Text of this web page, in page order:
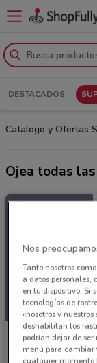
DESTACADOS
Catalogo y Ofertas
Ojea todas
Sam's Club
Caduca el 03/09
Nos
Tanto nosotros
a datos personales,
en tu dispositivo. Si
tecnologías de
«nosotros y
deshabilitan los
podrían dejar de ser
menú para cambiar